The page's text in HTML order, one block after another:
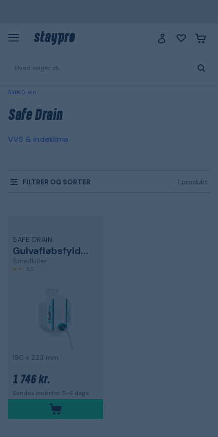
Safe Drain
Safe Drain
VVS & indeklima
FILTRER OG SORTER 1 produkt
SAFE DRAIN
Gulvafløbsfyldstof
Smellkiller
2,0
190 x 223 mm
1 746 kr.
Sendes indenfor 5-6 dage